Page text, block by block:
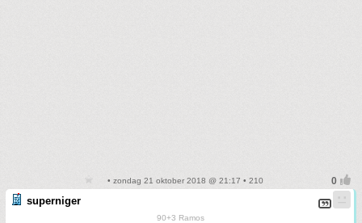
• zondag 21 oktober 2018 @ 21:17 • 210
superniger
90+3 Ramos